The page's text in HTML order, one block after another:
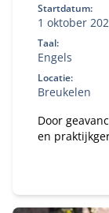
Startdatum:
1 oktober
Taal:
Engels
Locatie:
Breukelen
Door
en